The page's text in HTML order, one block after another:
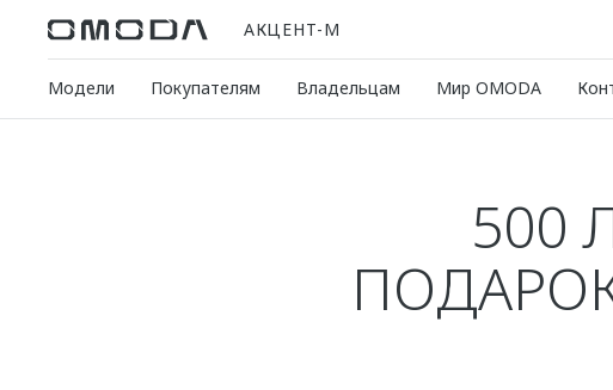
АКЦЕНТ-М
Модели Покупателям Владельцам Мир OMODA
500